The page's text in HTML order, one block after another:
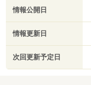
情報公開日
情報更新日
次回更新予定日